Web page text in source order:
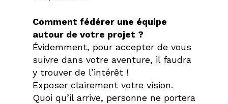
Comment fédérer une équipe
autour de votre projet ?
Évidemment, pour accepter de vous
suivre dans votre aventure, il faudra
y trouver de l’intérêt !
Exposer clairement votre vision.
Quoi qu’il arrive, personne ne portera